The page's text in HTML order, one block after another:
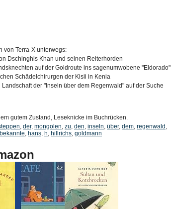
von Terra-X unterwegs:
Dschinghis Khan und seinen Reiterhorden
auf der Goldroute ins sagenumwobene "Eldorado"
Schädelchirurgen der Kisii in Kenia
der "Inseln über dem Regenwald" auf der Suche
gutem Zustand, Leseknicke im Buchrücken.
, der, mongolen, zu, den, inseln, über, dem, regenwald ,
, hans, h, hillrichs, goldmann